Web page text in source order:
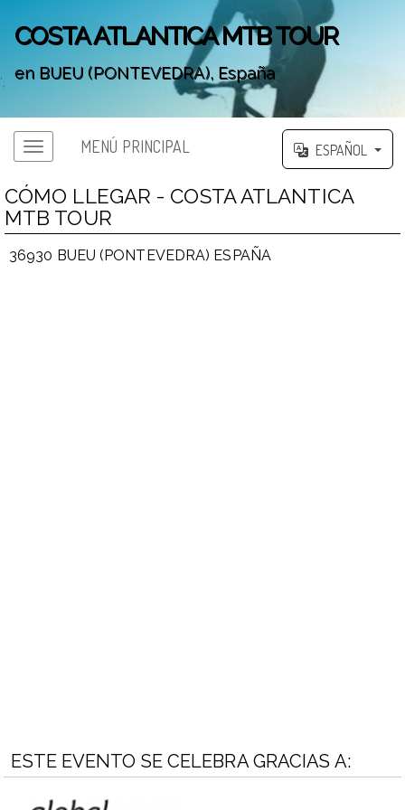
COSTA ATLANTICA MTB TOUR
en BUEU (PONTEVEDRA), España
';
MENÚ PRINCIPAL ESPAÑOL
CÓMO LLEGAR - COSTA ATLANTICA
MTB TOUR
36930 BUEU (PONTEVEDRA) ESPAÑA
ESTE EVENTO SE CELEBRA GRACIAS A: